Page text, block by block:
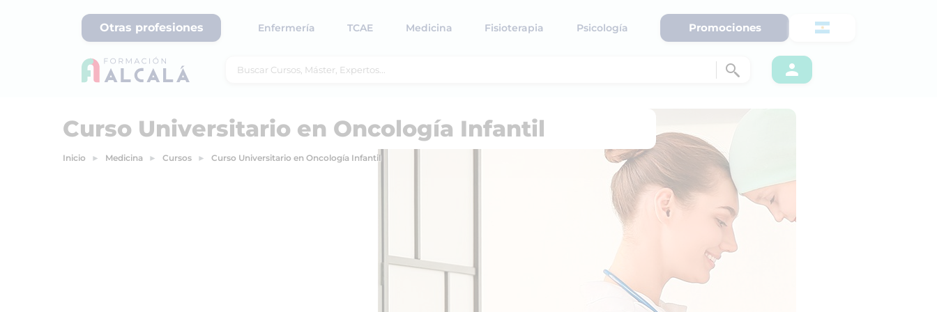
Otras profesiones Enfermería TCAE Medicina Fisioterapia Psicología Promociones
Curso Universitario en Oncología Infantil
Inicio Medicina Cursos Curso Universitario en Oncología Infantil